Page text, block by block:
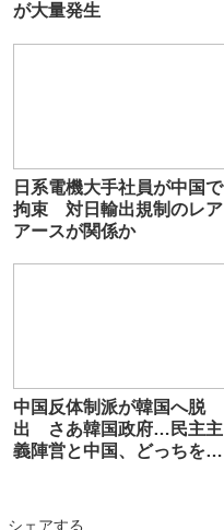
が大量発生
日系電機大手社員が中国で
拘束 対日輸出規制のレア
アースが関係か
中国反体制派が韓国へ脱
出 さあ韓国政府…民主主
義陣営と中国、どっちをと
シェアする